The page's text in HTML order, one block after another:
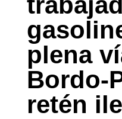
plena
Bordo-
retén